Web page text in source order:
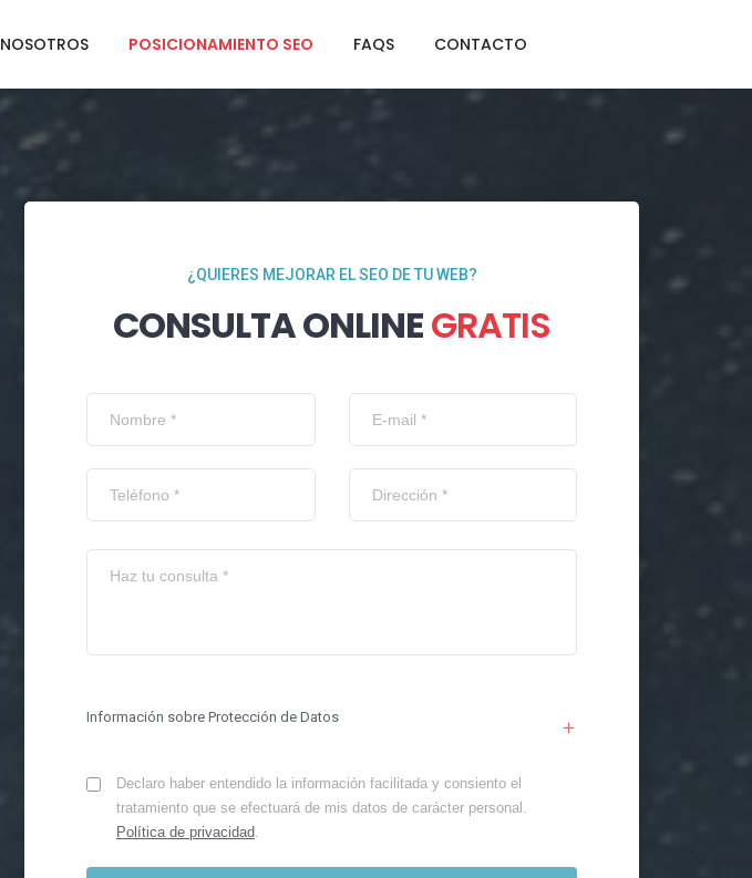
NOSOTROS POSICIONAMIENTO SEO FAQS CONTACTO
¿QUIERES MEJORAR EL SEO DE TU WEB?
CONSULTA ONLINEGRATIS
Información sobre Protección de Datos
Declaro haber entendido la información facilitada y consiento el
tratamiento que se efectuará de mis datos de carácter personal.
Política de privacidad.